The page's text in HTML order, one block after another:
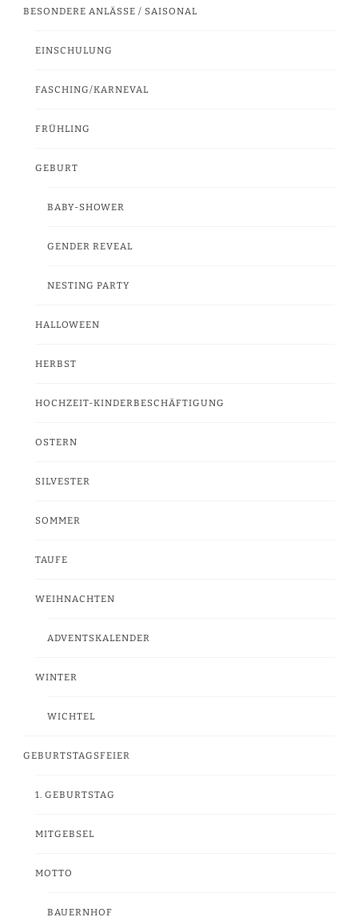
BESONDERE ANLÄSSE / SAISONAL
EINSCHULUNG
FASCHING/KARNEVAL
FRÜHLING
GEBURT
BABY-SHOWER
GENDER REVEAL
NESTING PARTY
HALLOWEEN
HERBST
HOCHZEIT-KINDERBESCHÄFTIGUNG
OSTERN
SILVESTER
SOMMER
TAUFE
WEIHNACHTEN
ADVENTSKALENDER
WINTER
WICHTEL
GEBURTSTAGSFEIER
1. GEBURTSTAG
MITGEBSEL
MOTTO
BAUERNHOF